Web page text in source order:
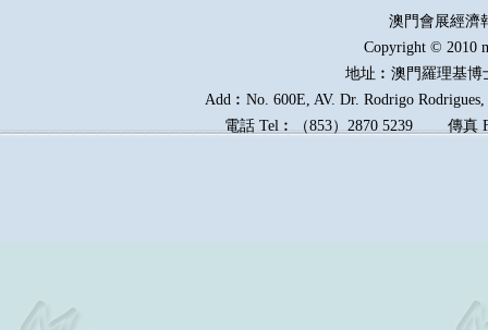
澳門會展經
Copyright © 2010
地址︰澳門羅理基博
Add︰No. 600E, AV. Dr. Rodrigo
電話 Tel︰（853）2870 5239傳真